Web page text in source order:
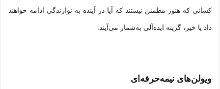
کسانی که هنوز مطمئن نیستند که آیا در آینده به نوازندگی ادامه خواهند
داد یا خیر، گزینه ایده‌آلی به‌شمار می‌آیند.
ویولن‌های نیمه‌حرفه‌ای